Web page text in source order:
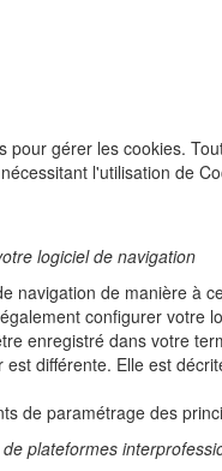
pour gérer les cookies.
l'utilisation de
logiciel de navigation
navigation de manière à
configurer votre
enregistré dans votre
différente. Elle est
de paramétrage des
plateformes